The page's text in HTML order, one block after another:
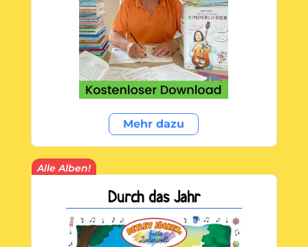
Mehr dazu
Alle Alben!
Durch das Jahr